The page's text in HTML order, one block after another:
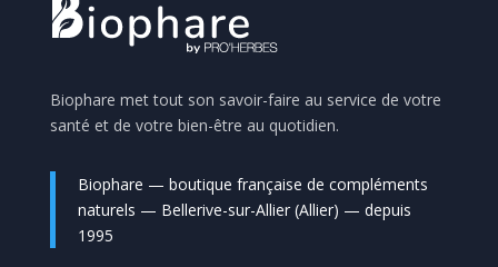
Biophare met tout son savoir-faire au service de votre
santé et de votre bien-être au quotidien.
Biophare — boutique française de compléments
naturels — Bellerive-sur-Allier (Allier) — depuis
1995